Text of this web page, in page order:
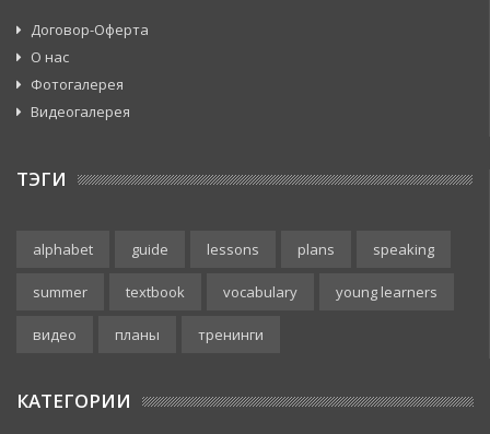
Договор-Оферта
О нас
Фотогалерея
Видеогалерея
ТЭГИ
alphabet guide lessons plans speaking
summer textbook vocabulary young learners
видео планы тренинги
КАТЕГОРИИ